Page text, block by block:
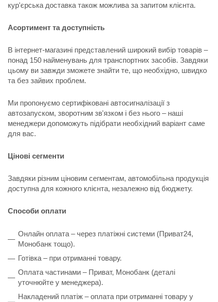
кур'єрська доставка також можлива за запитом клієнта.
Асортимент та доступність
В інтернет-магазині представлений широкий вибір товарів –
понад 150 найменувань для транспортних засобів. Завдяки
цьому ви завжди зможете знайти те, що необхідно, швидко
та без зайвих проблем.
Ми пропонуємо сертифіковані автосигналізації з
автозапуском, зворотним зв'язком і без нього – наші
менеджери допоможуть підібрати необхідний варіант саме
для вас.
Цінові сегменти
Завдяки різним ціновим сегментам, автомобільна продукція
доступна для кожного клієнта, незалежно від бюджету.
Способи оплати
Онлайн оплата – через платіжні системи (Приват24,
Монобанк тощо).
Готівка – при отриманні товару.
Оплата частинами – Приват, Монобанк (деталі
уточнюйте у менеджера).
Накладений платіж – оплата при отриманні товару у